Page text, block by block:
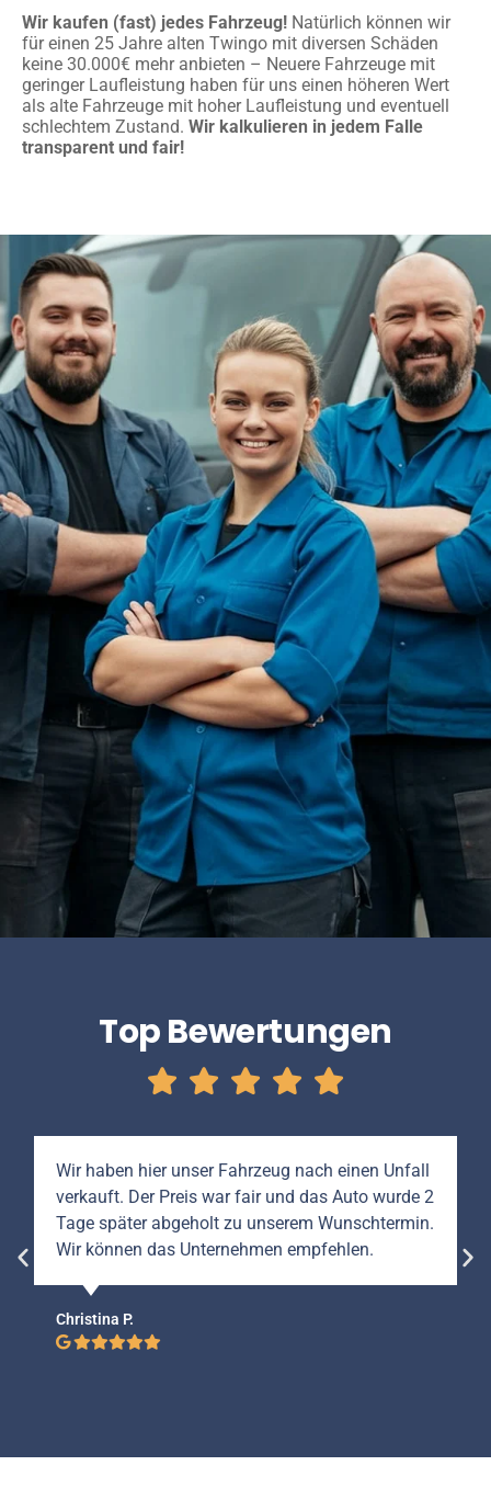
Wir kaufen (fast) jedes Fahrzeug! Natürlich können wir
für einen 25 Jahre alten Twingo mit diversen Schäden
keine 30.000€ mehr anbieten – Neuere Fahrzeuge mit
geringer Laufleistung haben für uns einen höheren Wert
als alte Fahrzeuge mit hoher Laufleistung und eventuell
schlechtem Zustand. Wir kalkulieren in jedem Falle
transparent und fair!
Top Bewertungen
Wir haben hier unser Fahrzeug nach einen Unfall
verkauft. Der Preis war fair und das Auto wurde 2
Tage später abgeholt zu unserem Wunschtermin.
Wir können das Unternehmen empfehlen.
Christina P.